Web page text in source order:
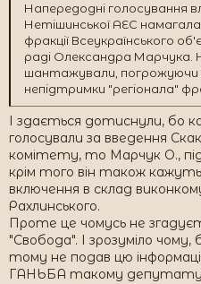
Напередодні голосування
Нетішинської АЕС
фракції Всеукраїнського
раді Олександра Марчука.
шантажували, погрожуючи
непідтримки "регіонала"
І здається дотиснули, бо
голосували за введення
комітету, то Марчук О.,
крім того він також кажуть
включення в склад
Рахлинського.
Проте це чомусь не
"Свобода". І зрозуміло
тому не подав цю
ГАНЬБА такому